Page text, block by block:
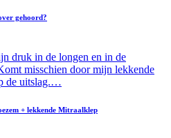
gehoord?
druk in de longen en in de
misschien door mijn lekkende
de uitslag.…
+ lekkende Mitraalklep